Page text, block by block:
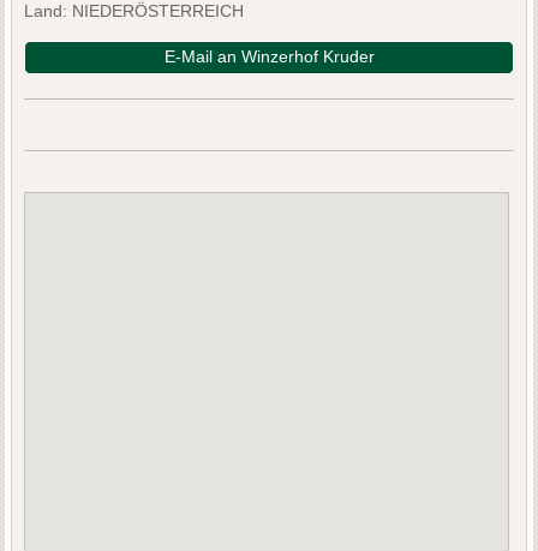
Land: NIEDERÖSTERREICH
E-Mail an Winzerhof Kruder